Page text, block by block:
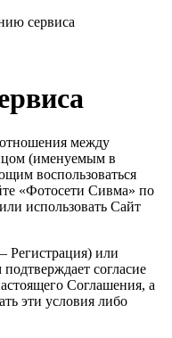
сервиса
между
(именуемым в
воспользоваться
«Фотосети Сивма» по
использовать Сайт
Регистрация) или
согласие
Соглашения, а
эти условия либо